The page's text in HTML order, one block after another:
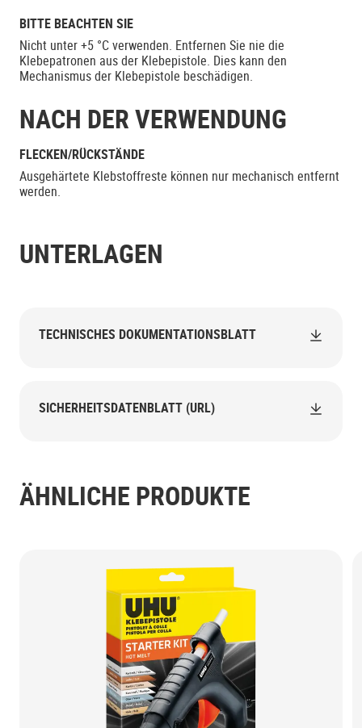
BITTE BEACHTEN SIE
Nicht unter +5 °C verwenden. Entfernen Sie nie die
Klebepatronen aus der Klebepistole. Dies kann den
Mechanismus der Klebepistole beschädigen.
NACH DER VERWENDUNG
FLECKEN/RÜCKSTÄNDE
Ausgehärtete Klebstoffreste können nur mechanisch entfernt
werden.
UNTERLAGEN
TECHNISCHES DOKUMENTATIONSBLATT
SICHERHEITSDATENBLATT (URL)
ÄHNLICHE PRODUKTE